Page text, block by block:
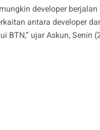
developer
antara developer
BTN,” ujar Askun, Senin